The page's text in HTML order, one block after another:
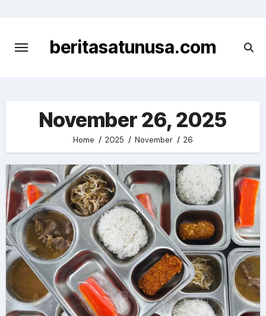
content
beritasatunusa.com
November 26, 2025
Home 2025 November 26